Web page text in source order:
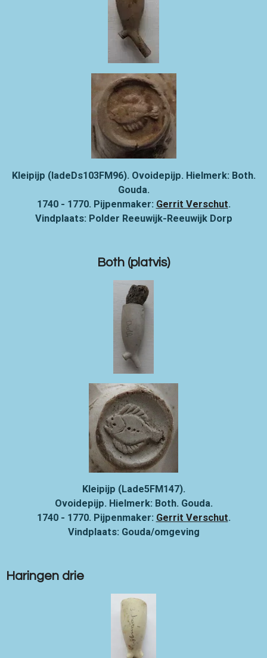
Kleipijp (ladeDs103FM96). Ovoidepijp. Hielmerk: Both.
Gouda.
1740 - 1770. Pijpenmaker: Gerrit Verschut.
Vindplaats: Polder Reeuwijk-Reeuwijk Dorp
Both (platvis)
Kleipijp (Lade5FM147).
Ovoidepijp. Hielmerk: Both. Gouda.
1740 - 1770. Pijpenmaker: Gerrit Verschut.
Vindplaats: Gouda/omgeving
Haringen drie